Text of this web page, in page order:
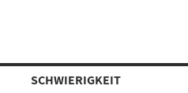
SCHWIERIGKEIT